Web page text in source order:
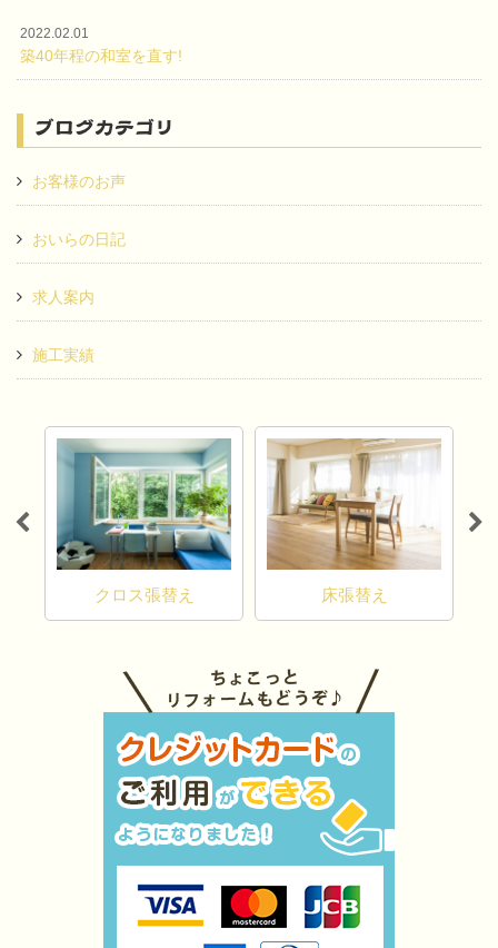
2022.02.01
築40年程の和室を直す!
ブログカテゴリ
お客様のお声
おいらの日記
求人案内
施工実績
クロス張替え 床張替え